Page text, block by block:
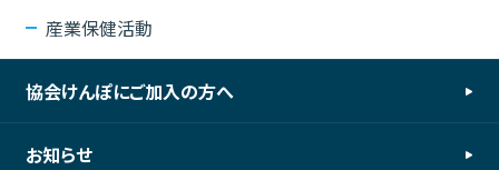
産業保健活動
協会けんぽにご加入の方へ
お知らせ